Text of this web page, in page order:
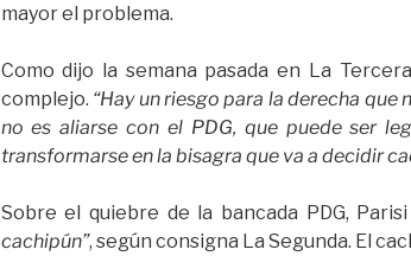
mayor el problema.
Como dijo la semana pasada en La
complejo. “Hay un riesgo para la derecha
no es aliarse con el PDG, que puede ser
transformarse en la bisagra que va a decidir
Sobre el quiebre de la bancada PDG,
cachipún”, según consigna La Segunda. El